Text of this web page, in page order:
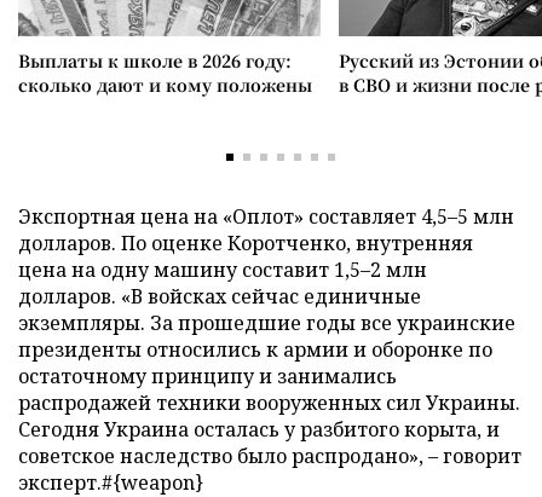
Выплаты к школе в 2026 году:
сколько дают и кому положены
Русский из Эстонии
в СВО и жизни после
Экспортная цена на «Оплот» составляет 4,5–5 млн
долларов. По оценке Коротченко, внутренняя
цена на одну машину составит 1,5–2 млн
долларов. «В войсках сейчас единичные
экземпляры. За прошедшие годы все украинские
президенты относились к армии и оборонке по
остаточному принципу и занимались
распродажей техники вооруженных сил Украины.
Сегодня Украина осталась у разбитого корыта, и
советское наследство было распродано», – говорит
эксперт.#{weapon}